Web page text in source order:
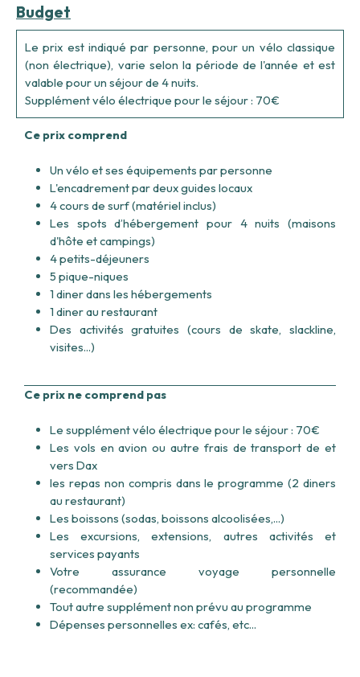
Budget
Le prix est indiqué par personne, pour un vélo classique
(non électrique), varie selon la période de l'année et est
valable pour un séjour de 4 nuits.
Supplément vélo électrique pour le séjour : 70€
Ce prix comprend
Un vélo et ses équipements par personne
L'encadrement par deux guides locaux
4 cours de surf (matériel inclus)
Les spots d’hébergement pour 4 nuits (maisons
d'hôte et campings)
4 petits-déjeuners
5 pique-niques
1 diner dans les hébergements
1 diner au restaurant
Des activités gratuites (cours de skate, slackline,
visites...)
Ce prix ne comprend pas
Le supplément vélo électrique pour le séjour : 70€
Les vols en avion ou autre frais de transport de et
vers Dax
les repas non compris dans le programme (2 diners
au restaurant)
Les boissons (sodas, boissons alcoolisées,...)
Les excursions, extensions, autres activités et
services payants
Votre assurance voyage personnelle
(recommandée)
Tout autre supplément non prévu au programme
Dépenses personnelles ex: cafés, etc...